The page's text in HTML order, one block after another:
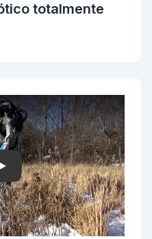
totalmente